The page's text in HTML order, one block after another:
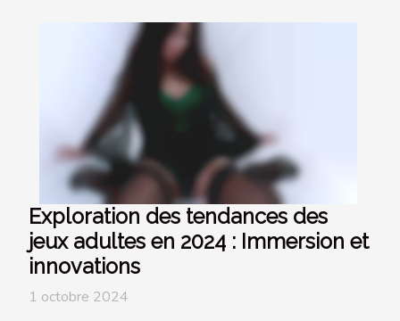
Exploration des tendances des
jeux adultes en 2024 : Immersion et
innovations
1 octobre 2024